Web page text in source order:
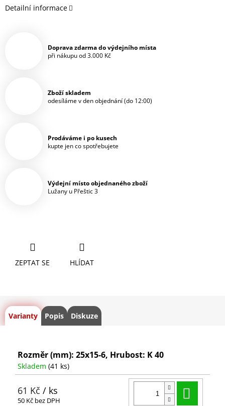
Detailní informace
Doprava zdarma do výdejního místa
při nákupu od 3.000 Kč
Zboží skladem
odesíláme v den objednání (do 12:00)
Prodáváme i po kusech
kupte jen co spotřebujete
Výdejní místo objednaného zboží
Lužany u Přeštic 3
ZEPTAT SE HLÍDAT
Varianty Popis Diskuze
Rozměr (mm): 25x15-6, Hrubost: K 40
Skladem (41 ks)
61 Kč / ks
50 Kč bez DPH